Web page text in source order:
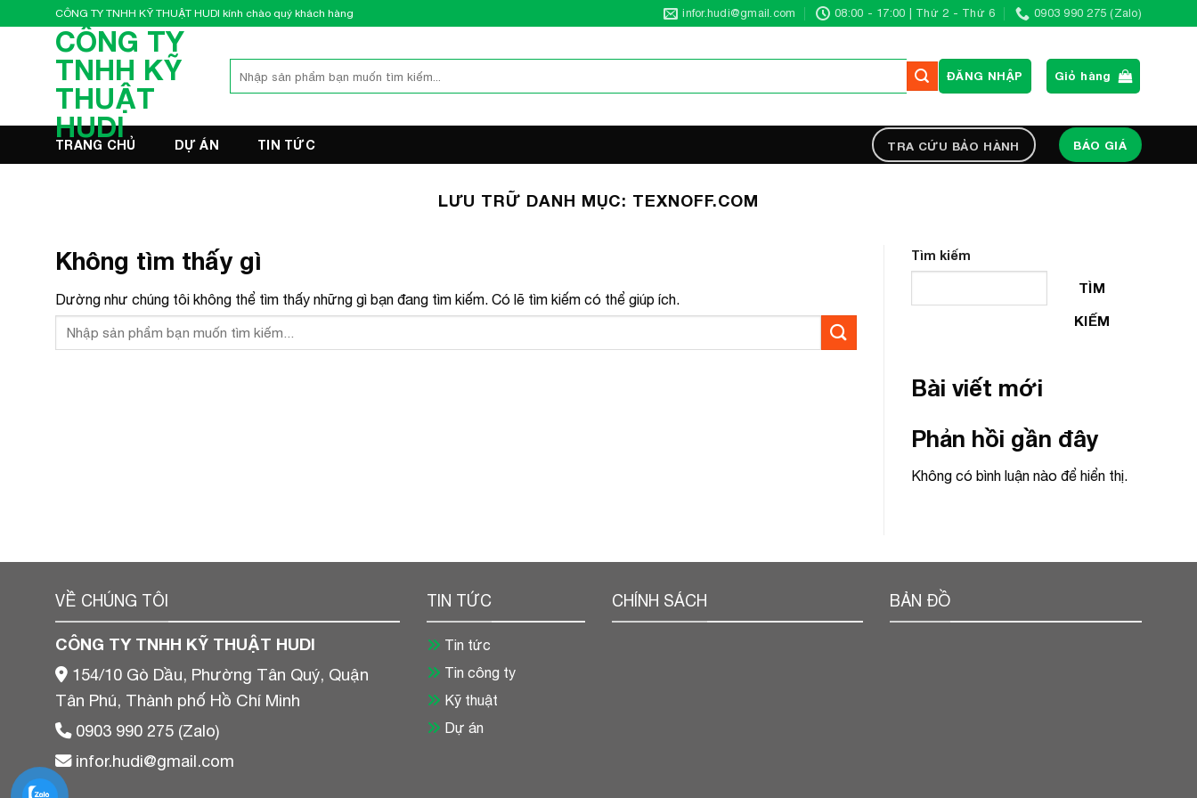
qua
CÔNG TY TNHH KỸ THUẬT HUDI kính chào quý khách hàng infor.hudi@gmail.com 08:00 - 17:00 | Thứ 2 - Thứ 6 0903 990 275 (Zalo)
CÔNG TY
TNHH KỸ
THUẬT
HUDI
kiếm:
ĐĂNG NHẬP Giỏ hàng
TRANG CHỦ DỰ ÁN TIN TỨC TRA CỨU BẢO HÀNH BÁO GIÁ
LƯU TRỮ DANH MỤC: TEXNOFF.COM
Không tìm thấy gì
Dường như chúng tôi không thể tìm thấy những gì bạn đang tìm kiếm. Có lẽ tìm kiếm có thể giúp ích.
Tìm kiếm
TÌM
KIẾM
Bài viết mới
Phản hồi gần đây
Không có bình luận nào để hiển thị.
VỀ CHÚNG TÔI
CÔNG TY TNHH KỸ THUẬT HUDI
154/10 Gò Dầu, Phường Tân Quý, Quận
Tân Phú, Thành phố Hồ Chí Minh
0903 990 275 (Zalo)
infor.hudi@gmail.com
TIN TỨC
Tin tức
Tin công ty
Kỹ thuật
Dự án
CHÍNH SÁCH BẢN ĐỒ